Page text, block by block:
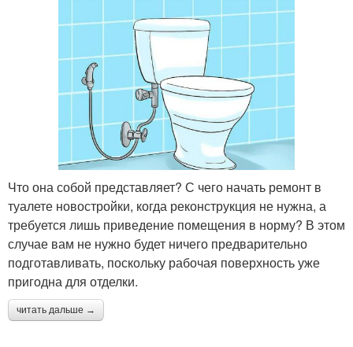
Что она собой представляет? С чего начать ремонт в
туалете новостройки, когда реконструкция не нужна, а
требуется лишь приведение помещения в норму? В этом
случае вам не нужно будет ничего предварительно
подготавливать, поскольку рабочая поверхность уже
пригодна для отделки.
читать дальше →